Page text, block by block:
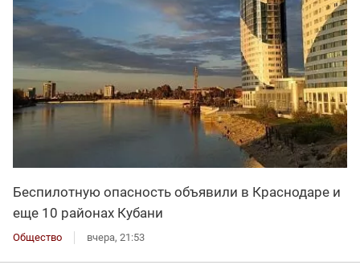
Беспилотную опасность объявили в Краснодаре и
еще 10 районах Кубани
Общество вчера, 21:53